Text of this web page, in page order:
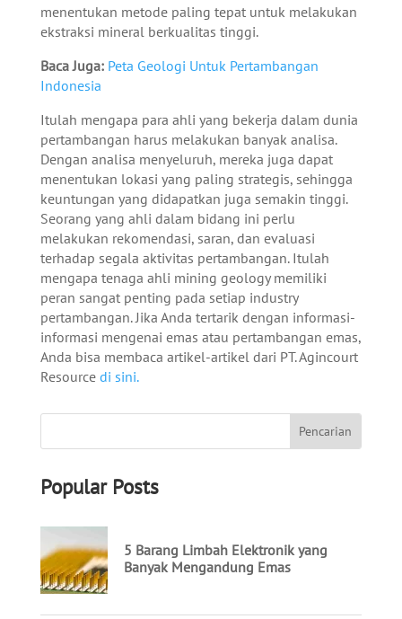
menentukan metode paling tepat untuk melakukan
ekstraksi mineral berkualitas tinggi.
Baca Juga: Peta Geologi Untuk Pertambangan
Indonesia
Itulah mengapa para ahli yang bekerja dalam dunia
pertambangan harus melakukan banyak analisa.
Dengan analisa menyeluruh, mereka juga dapat
menentukan lokasi yang paling strategis, sehingga
keuntungan yang didapatkan juga semakin tinggi.
Seorang yang ahli dalam bidang ini perlu
melakukan rekomendasi, saran, dan evaluasi
terhadap segala aktivitas pertambangan. Itulah
mengapa tenaga ahli mining geology memiliki
peran sangat penting pada setiap industry
pertambangan. Jika Anda tertarik dengan informasi-
informasi mengenai emas atau pertambangan emas,
Anda bisa membaca artikel-artikel dari PT. Agincourt
Resourcedi sini.
Popular Posts